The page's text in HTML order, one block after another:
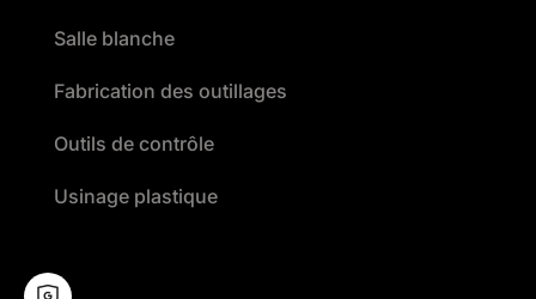
Salle blanche
Fabrication des outillages
Outils de contrôle
Usinage plastique